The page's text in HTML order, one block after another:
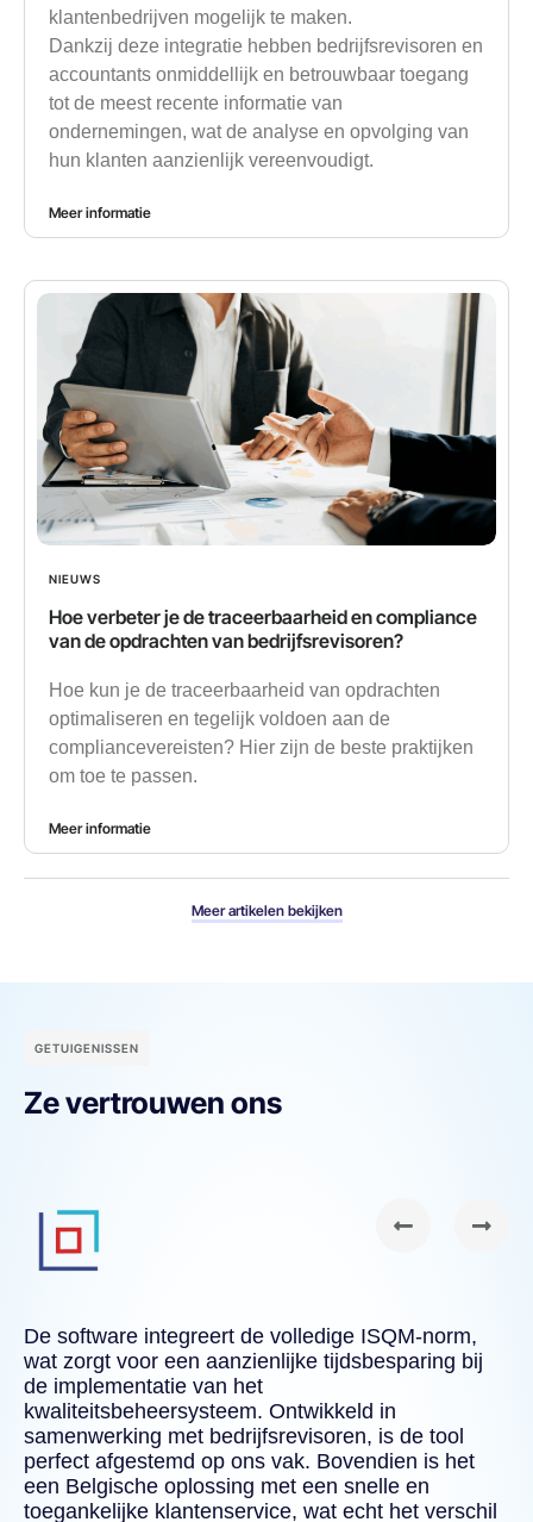
klantenbedrijven mogelijk te maken.
Dankzij deze integratie hebben bedrijfsrevisoren en
accountants onmiddellijk en betrouwbaar toegang
tot de meest recente informatie van
ondernemingen, wat de analyse en opvolging van
hun klanten aanzienlijk vereenvoudigt.
Meer informatie
NIEUWS
Hoe verbeter je de traceerbaarheid en compliance
van de opdrachten van bedrijfsrevisoren?
Hoe kun je de traceerbaarheid van opdrachten
optimaliseren en tegelijk voldoen aan de
compliancevereisten? Hier zijn de beste praktijken
om toe te passen.
Meer informatie
Meer artikelen bekijken
GETUIGENISSEN
Ze vertrouwen ons
De software integreert de volledige ISQM-norm,
wat zorgt voor een aanzienlijke tijdsbesparing bij
de implementatie van het
kwaliteitsbeheersysteem. Ontwikkeld in
samenwerking met bedrijfsrevisoren, is de tool
perfect afgestemd op ons vak. Bovendien is het
een Belgische oplossing met een snelle en
toegankelijke klantenservice, wat echt het verschil